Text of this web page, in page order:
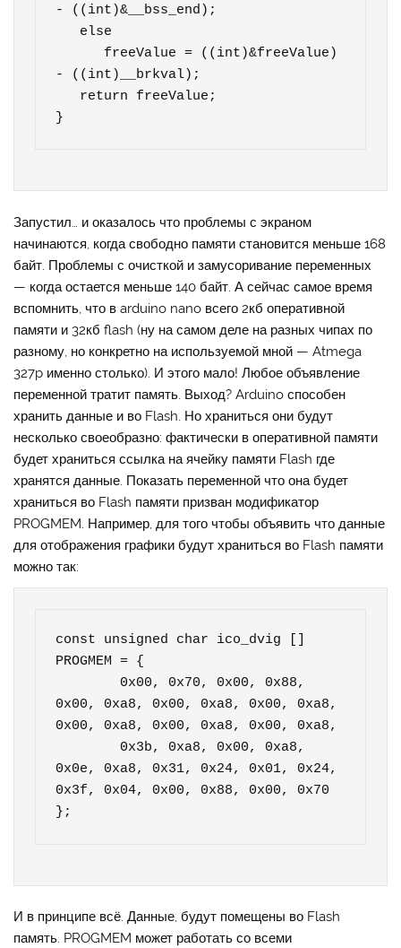
- ((int)&__bss_end);
- ((int)__brkval);
}
Запустил… и оказалось что проблемы с экраном
начинаются, когда свободно памяти становится меньше 168
байт. Проблемы с очисткой и замусоривание переменных
— когда остается меньше 140 байт. А сейчас самое время
вспомнить, что в arduino nano всего 2кб оперативной
памяти и 32кб flash (ну на самом деле на разных чипах по
разному, но конкретно на используемой мной — Atmega
327p именно столько). И этого мало! Любое объявление
переменной тратит память. Выход? Arduino способен
хранить данные и во Flash. Но храниться они будут
несколько своеобразно: фактически в оперативной памяти
будет храниться ссылка на ячейку памяти Flash где
хранятся данные. Показать переменной что она будет
храниться во Flash памяти призван модификатор
PROGMEM. Например, для того чтобы объявить что данные
для отображения графики будут храниться во Flash памяти
можно так:
const unsigned char ico_dvig []
PROGMEM = {
0x00, 0xa8, 0x00, 0xa8, 0x00, 0xa8,
0x00, 0xa8, 0x00, 0xa8, 0x00, 0xa8,
0x0e, 0xa8, 0x31, 0x24, 0x01, 0x24,
0x3f, 0x04, 0x00, 0x88, 0x00, 0x70
};
И в принципе всё. Данные, будут помещены во Flash
память. PROGMEM может работать со всеми